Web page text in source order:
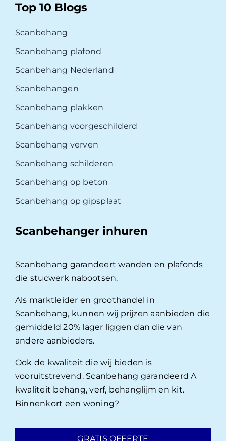
Top 10 Blogs
Scanbehang
Scanbehang plafond
Scanbehang Nederland
Scanbehangen
Scanbehang plakken
Scanbehang voorgeschilderd
Scanbehang verven
Scanbehang schilderen
Scanbehang op beton
Scanbehang op gipsplaat
Scanbehanger inhuren
Scanbehang garandeert wanden en plafonds
die stucwerk nabootsen.
Als marktleider en groothandel in
Scanbehang, kunnen wij prijzen aanbieden die
gemiddeld 20% lager liggen dan die van
andere aanbieders.
Ook de kwaliteit die wij bieden is
vooruitstrevend. Scanbehang garandeerd A
kwaliteit behang, verf, behanglijm en kit.
Binnenkort een woning?
GRATIS OFFERTE